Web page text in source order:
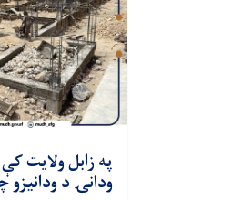
په زابل ولایت
ودانۍ د ودانیزو